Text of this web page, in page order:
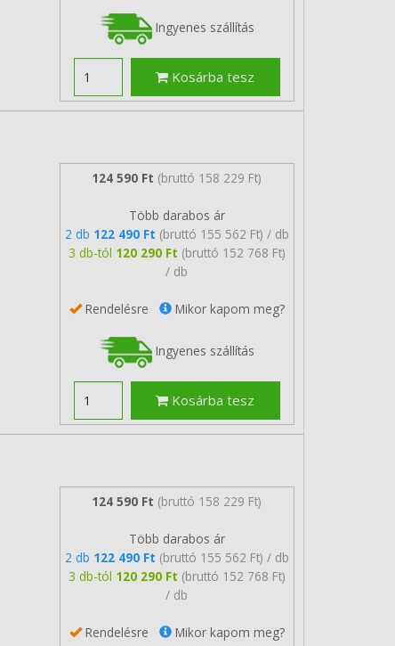
Ingyenes szállítás
Kosárba tesz
124 590 Ft (bruttó 158 229 Ft)
Több darabos ár
2 db 122 490 Ft (bruttó 155 562 Ft) / db
3 db-tól 120 290 Ft (bruttó 152 768 Ft)
/ db
Rendelésre Mikor kapom meg?
Ingyenes szállítás
Kosárba tesz
124 590 Ft (bruttó 158 229 Ft)
Több darabos ár
2 db 122 490 Ft (bruttó 155 562 Ft) / db
3 db-tól 120 290 Ft (bruttó 152 768 Ft)
/ db
Rendelésre Mikor kapom meg?